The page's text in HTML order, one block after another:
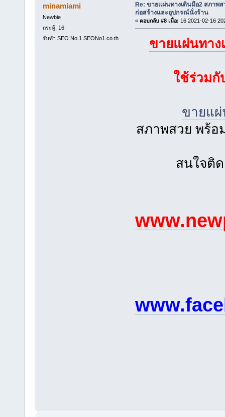
minamiami
Newbie
กระทู้: 16
รับทำ SEO No.1 SEONo1.co.th
Re: ขายแผ่นทางเดินมือ2 สภาพ
ก่อสร้างและอุปกรณ์นั่งร้าน
« ตอบกลับ #8 เมื่อ: 16 2021-02-16
ขายแผ่นทาง
ใช้ร่วมกั
ขายแผ่
สภาพสวย พร้อ
สนใจติ